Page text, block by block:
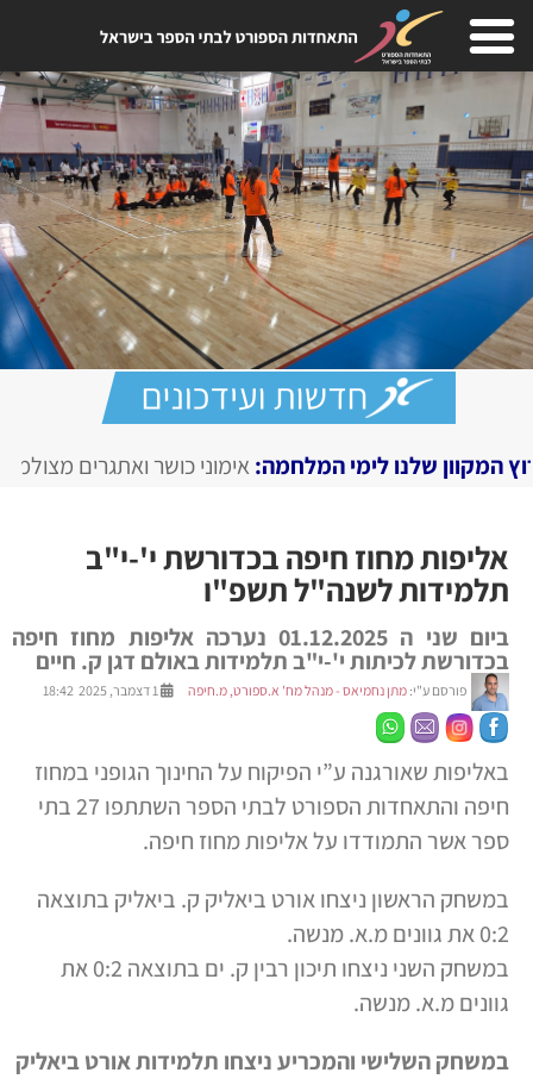
המלחמה:אימוני כושר ואתגרים מצולמים, מגזין דיגיטלי
אליפות מחוז חיפה בכדורשת י'-י"ב
תלמידות לשנה"ל תשפ"ו
ביום שני ה 01.12.2025 נערכה אליפות מחוז חיפה
בכדורשת לכיתות י'-י"ב תלמידות באולם דגן ק. חיים
פורסם ע"י: מתן נחמיאס - מנהל מח' א.ספורט, מ.חיפה
באליפות שאורגנה ע”י הפיקוח על החינוך הגופני במחוז
חיפה והתאחדות הספורט לבתי הספר השתתפו
27 בתי
ספר אשר התמודדו על אליפות מחוז חיפה.
במשחק הראשון ניצחו אורט ביאליק ק. ביאליק בתוצאה
0:2 את גוונים מ.א. מנשה.
במשחק השני ניצחו תיכון רבין ק. ים בתוצאה 0:2 את
גוונים מ.א. מנשה.
במשחק השלישי והמכריע ניצחו תלמידות אורט ביאליק